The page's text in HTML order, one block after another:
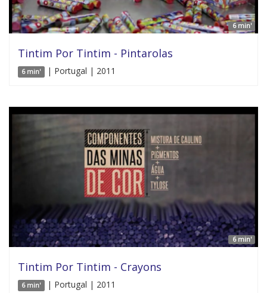
6 min'
Tintim Por Tintim - Pintarolas
6 min' | Portugal | 2011
6 min'
Tintim Por Tintim - Crayons
6 min' | Portugal | 2011